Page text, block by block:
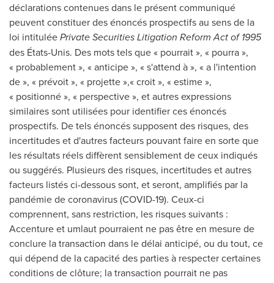
déclarations contenues dans le présent communiqué
peuvent constituer des énoncés prospectifs au sens de la
loi intituléePrivate Securities Litigation Reform Act of 1995
des États-Unis. Des mots tels que « pourrait », « pourra »,
« probablement », « anticipe », « s'attend à », « a l'intention
de », « prévoit », « projette »,« croit », « estime »,
« positionné », « perspective », et autres expressions
similaires sont utilisées pour identifier ces énoncés
prospectifs. De tels énoncés supposent des risques, des
incertitudes et d'autres facteurs pouvant faire en sorte que
les résultats réels diffèrent sensiblement de ceux indiqués
ou suggérés. Plusieurs des risques, incertitudes et autres
facteurs listés ci-dessous sont, et seront, amplifiés par la
pandémie de coronavirus (COVID-19). Ceux-ci
comprennent, sans restriction, les risques suivants :
Accenture et umlaut pourraient ne pas être en mesure de
conclure la transaction dans le délai anticipé, ou du tout, ce
qui dépend de la capacité des parties à respecter certaines
conditions de clôture; la transaction pourrait ne pas